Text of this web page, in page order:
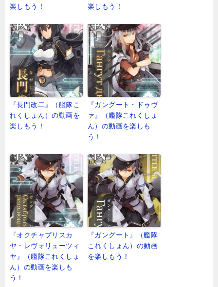
楽しもう！
楽しもう！
『長門改二』（艦隊こ
れくしょん）の動画を
楽しもう！
『ガングート・ドゥヴ
ァ』（艦隊これくしょ
ん）の動画を楽しも
う！
『オクチャブリスカ
ヤ・レヴォリューツィ
ヤ』（艦隊これくしょ
ん）の動画を楽しも
う！
『ガングート』（艦隊
これくしょん）の動画
を楽しもう！